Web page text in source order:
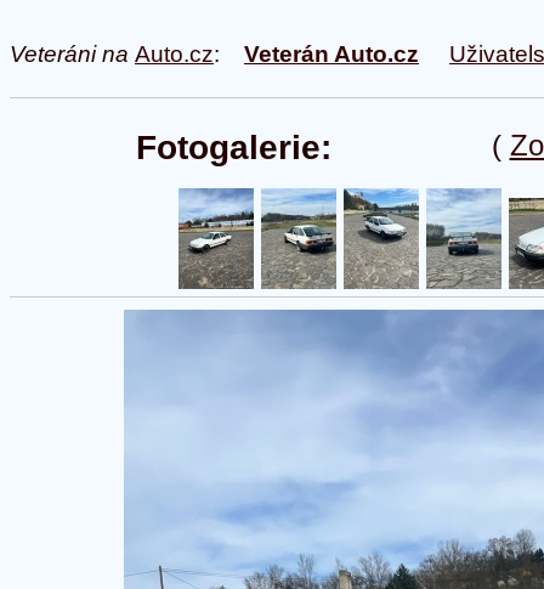
Veteráni na Auto.cz: Veterán Auto.cz
(
Fotogalerie: